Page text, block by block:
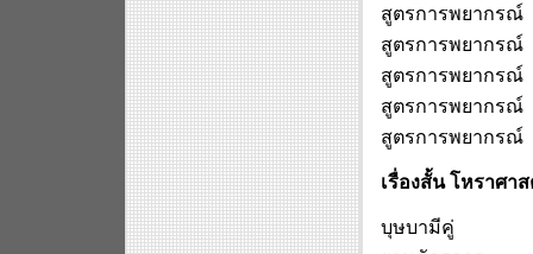
สูตรการพยากรณ์
สูตรการพยากรณ์
สูตรการพยากรณ์
สูตรการพยากรณ์
สูตรการพยากรณ์
เรื่องสั้น โหราศา
บุษบามีคู่